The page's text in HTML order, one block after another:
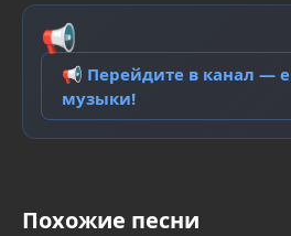
📢
📢 Перейдите в канал —
музыки!
Похожие песни